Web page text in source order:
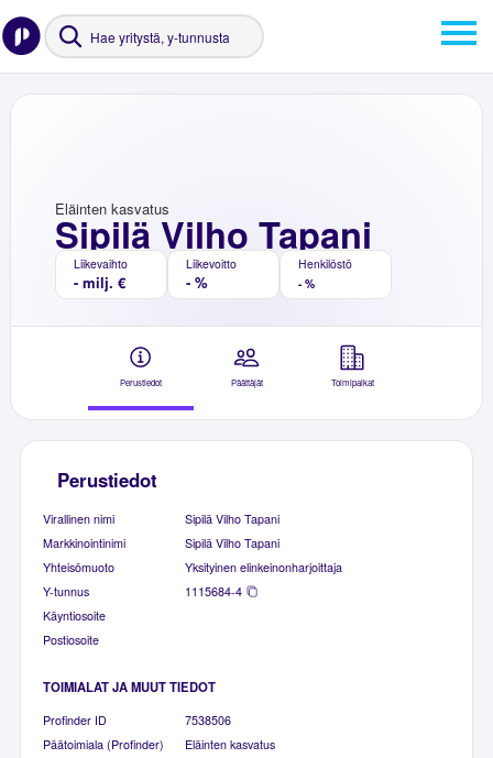
Sipilä Vilho Tapani
Eläinten kasvatus
Liikevaihto
- milj. €
Liikevoitto
- %
Henkilöstö
- %
Perustiedot Päättäjät Toimipaikat
Perustiedot
Virallinen nimi
Sipilä Vilho Tapani
Markkinointinimi
Sipilä Vilho Tapani
Yhteisömuoto
Yksityinen elinkeinonharjoittaja
Y-tunnus
1115684-4
Käyntiosoite
Postiosoite
TOIMIALAT JA MUUT TIEDOT
Profinder ID
7538506
Päätoimiala (Profinder)
Eläinten kasvatus